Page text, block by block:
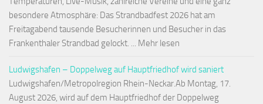
besondere Atmosphäre: Das Strandbadfest 2026 hat am
Freitagabend tausende Besucherinnen und Besucher in das
Frankenthaler Strandbad gelockt. ... Mehr lesen
Ludwigshafen – Doppelweg auf Hauptfriedhof wird saniert
Ludwigshafen/Metropolregion Rhein-Neckar.Ab Montag, 17.
August 2026, wird auf dem Hauptfriedhof der Doppelweg